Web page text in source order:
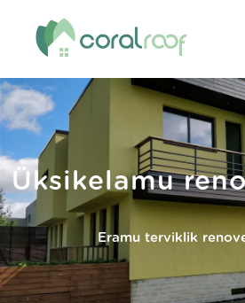
Üksikelamu
Eramu terviklik